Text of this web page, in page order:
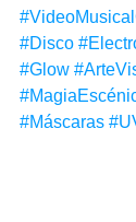
#Disco
#Glow
#Máscaras